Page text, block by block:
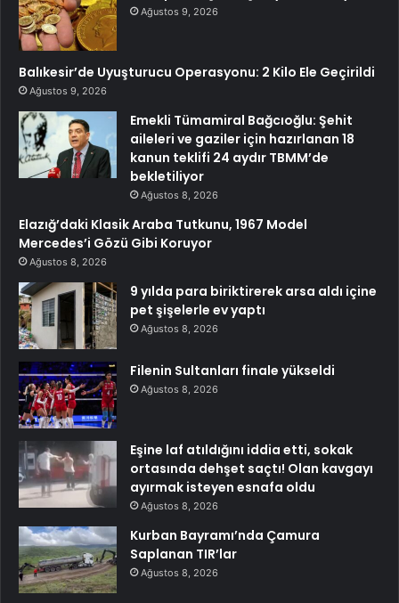
Ağustos 9, 2026
Balıkesir’de Uyuşturucu Operasyonu: 2 Kilo Ele Geçirildi
Ağustos 9, 2026
Emekli Tümamiral Bağcıoğlu: Şehit
aileleri ve gaziler için hazırlanan 18
kanun teklifi 24 aydır TBMM’de
bekletiliyor
Ağustos 8, 2026
Elazığ’daki Klasik Araba Tutkunu, 1967 Model
Mercedes’i Gözü Gibi Koruyor
Ağustos 8, 2026
9 yılda para biriktirerek arsa aldı içine
pet şişelerle ev yaptı
Ağustos 8, 2026
Filenin Sultanları finale yükseldi
Ağustos 8, 2026
Eşine laf atıldığını iddia etti, sokak
ortasında dehşet saçtı! Olan kavgayı
ayırmak isteyen esnafa oldu
Ağustos 8, 2026
Kurban Bayramı’nda Çamura
Saplanan TIR’lar
Ağustos 8, 2026